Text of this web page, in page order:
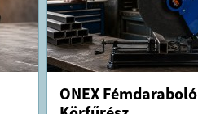
ONEX Fémdaraboló